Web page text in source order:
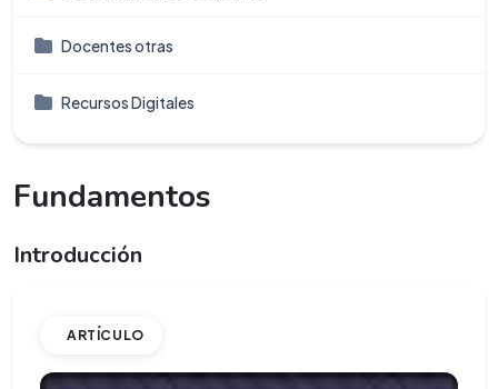
Docentes otras
Recursos Digitales
Fundamentos
Introducción
ARTÍCULO